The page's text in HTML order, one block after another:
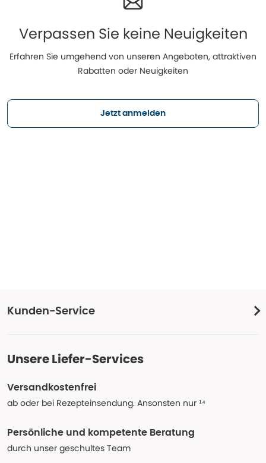
Verpassen Sie keine Neuigkeiten
Erfahren Sie umgehend von unseren Angeboten, attraktiven
Rabatten oder Neuigkeiten
Jetzt anmelden
Kunden-Service
Unsere Liefer-Services
Versandkostenfrei
ab oder bei Rezepteinsendung. Ansonsten nur ¹⁴
Persönliche und kompetente Beratung
durch unser geschultes Team